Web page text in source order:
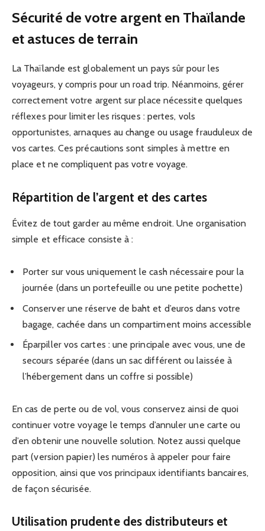
Sécurité de votre argent en Thaïlande
et astuces de terrain
La Thaïlande est globalement un pays sûr pour les
voyageurs, y compris pour un road trip. Néanmoins, gérer
correctement votre argent sur place nécessite quelques
réflexes pour limiter les risques : pertes, vols
opportunistes, arnaques au change ou usage frauduleux de
vos cartes. Ces précautions sont simples à mettre en
place et ne compliquent pas votre voyage.
Répartition de l’argent et des cartes
Évitez de tout garder au même endroit. Une organisation
simple et efficace consiste à :
Porter sur vous uniquement le cash nécessaire pour la
journée (dans un portefeuille ou une petite pochette)
Conserver une réserve de baht et d’euros dans votre
bagage, cachée dans un compartiment moins accessible
Éparpiller vos cartes : une principale avec vous, une de
secours séparée (dans un sac différent ou laissée à
l’hébergement dans un coffre si possible)
En cas de perte ou de vol, vous conservez ainsi de quoi
continuer votre voyage le temps d’annuler une carte ou
d’en obtenir une nouvelle solution. Notez aussi quelque
part (version papier) les numéros à appeler pour faire
opposition, ainsi que vos principaux identifiants bancaires,
de façon sécurisée.
Utilisation prudente des distributeurs et